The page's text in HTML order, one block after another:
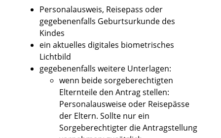
Personalausweis, Reisepass oder
gegebenenfalls Geburtsurkunde des
Kindes
ein aktuelles digitales biometrisches
Lichtbild
gegebenenfalls weitere Unterlagen:
wenn beide sorgeberechtigten
Elternteile den Antrag stellen:
Personalausweise oder Reisepässe
der Eltern. Sollte nur ein
Sorgeberechtigter die Antragstellung